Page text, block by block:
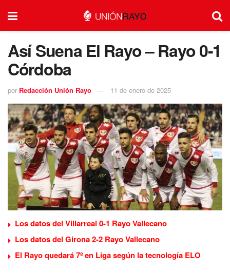
Así Suena El Rayo – Rayo 0-1
Córdoba
por Redacción Unión Rayo 11 de enero de 2025
Los datos del Villarreal 0-1 Rayo Vallecano
Los datos del Girona 2-2 Rayo Vallecano
El Rayo quedará 7º en Liga según la tecnología ELO